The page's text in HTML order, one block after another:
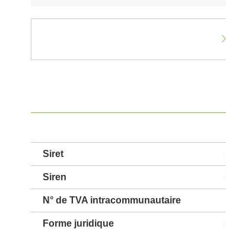
Siret
Siren
N° de TVA intracommunautaire
Forme juridique